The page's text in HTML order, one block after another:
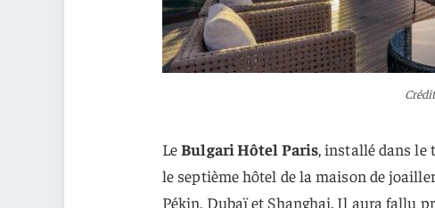
LeBulgari Hôtel Paris, installé dans le
le septième hôtel de la maison de
Pékin, Dubaï et Shanghai. Il aura fallu